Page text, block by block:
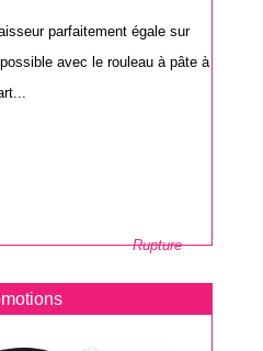
parfaitement égale sur
avec le rouleau à pâte à
Rupture